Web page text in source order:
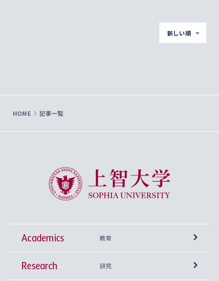
新しい順
HOME 記事一覧
上智大学 Sophia University
Academics 教育
学部
Research 研究